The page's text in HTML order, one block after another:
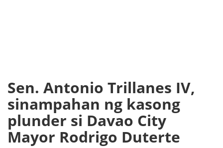
Sen. Antonio Trillanes IV,
sinampahan ng kasong
plunder si Davao City
Mayor Rodrigo Duterte